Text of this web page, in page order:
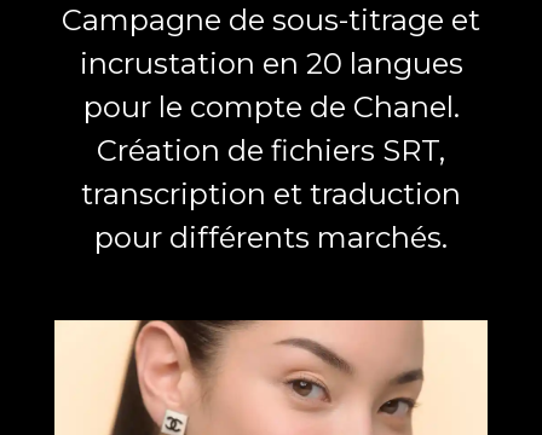
Campagne de sous-titrage et
incrustation en 20 langues
pour le compte de Chanel.
Création de fichiers SRT,
transcription et traduction
pour différents marchés.